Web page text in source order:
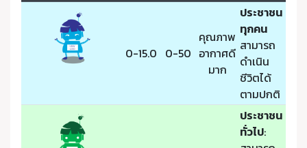
0-15.0 0-50
คุณภาพ
อากาศดี
มาก
ประชาชน
ทุกคน
สามารถ
ดำเนิน
ชีวิตได้
ตามปกติ
ประชาชน
ทั่วไป: